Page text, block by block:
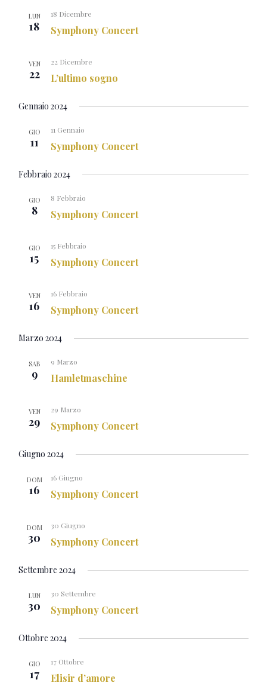
LUN
18 Symphony Concert
18 Dicembre
VEN
22 L’ultimo sogno
22 Dicembre
Gennaio 2024
GIO
11 Symphony Concert
11 Gennaio
Febbraio 2024
GIO
8 Symphony Concert
8 Febbraio
GIO
15 Symphony Concert
15 Febbraio
VEN
16 Symphony Concert
16 Febbraio
Marzo 2024
SAB
9 Hamletmaschine
9 Marzo
VEN
29 Symphony Concert
29 Marzo
Giugno 2024
DOM
16 Symphony Concert
16 Giugno
DOM
30 Symphony Concert
30 Giugno
Settembre 2024
LUN
30 Symphony Concert
30 Settembre
Ottobre 2024
GIO
17 Elisir d’amore
17 Ottobre